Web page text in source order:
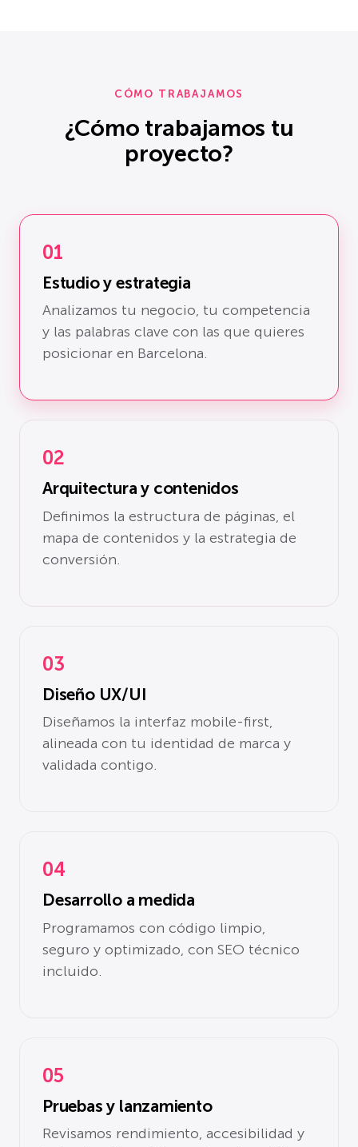
CÓMO TRABAJAMOS
¿Cómo trabajamos tu
proyecto?
01
Estudio y estrategia
Analizamos tu negocio, tu competencia
y las palabras clave con las que quieres
posicionar en Barcelona.
02
Arquitectura y contenidos
Definimos la estructura de páginas, el
mapa de contenidos y la estrategia de
conversión.
03
Diseño UX/UI
Diseñamos la interfaz mobile-first,
alineada con tu identidad de marca y
validada contigo.
04
Desarrollo a medida
Programamos con código limpio,
seguro y optimizado, con SEO técnico
incluido.
05
Pruebas y lanzamiento
Revisamos rendimiento, accesibilidad y